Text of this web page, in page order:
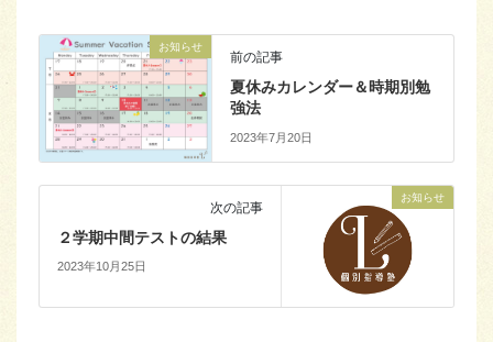
お知らせ
前の記事
夏休みカレンダー＆時期別勉
強法
2023年7月20日
お知らせ
次の記事
２学期中間テストの結果
2023年10月25日